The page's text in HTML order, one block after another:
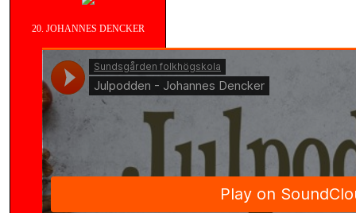
20. JOHANNES DENCKER